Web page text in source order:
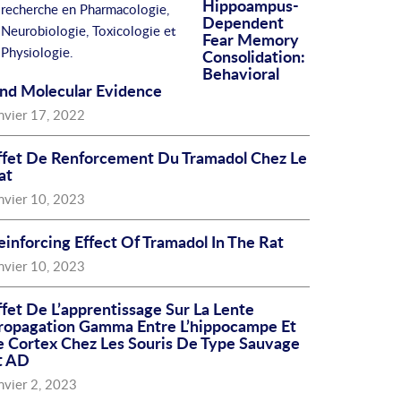
recherche en Pharmacologie,
Neurobiologie, Toxicologie et
Physiologie.
Hippoampus-
Dependent
Fear Memory
Consolidation:
Behavioral
Molecular Evidence
17, 2022
De Renforcement Du Tramadol Chez Le
10, 2023
Effect Of Tramadol In The Rat
10, 2023
De L’apprentissage Sur La Lente
Gamma Entre L’hippocampe Et
Cortex Chez Les Souris De Type Sauvage
AD
2, 2023